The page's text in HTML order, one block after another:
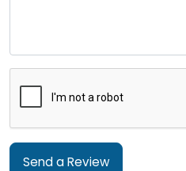
Send a Review